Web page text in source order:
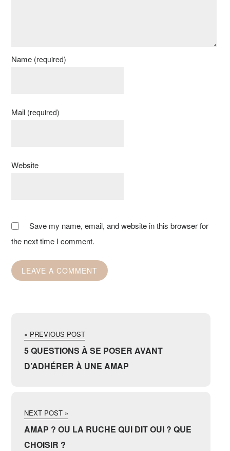
Name (required)
Mail (required)
Website
Save my name, email, and website in this browser for
the next time I comment.
« PREVIOUS POST
5 QUESTIONS À SE POSER AVANT
D’ADHÉRER À UNE AMAP
NEXT POST »
AMAP ? OU LA RUCHE QUI DIT OUI ? QUE
CHOISIR ?